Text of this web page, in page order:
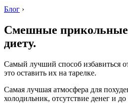
Блог ›
Смешные прикольные
диету.
Самый лучший способ избавиться
это оставить их на тарелке.
Самая лучшая атмосфера для
холодильник, отсутствие денег и